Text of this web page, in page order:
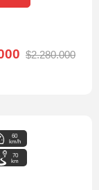
$2.280.000
60
km/h
70
km